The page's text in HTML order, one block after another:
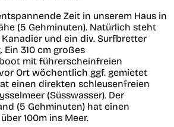
Zeit in unserem Haus in
(5 Gehminuten). Natürlich steht
und ein div. Surfbretter
Ein 310 cm großes
mit führerscheinfreien
Ort wöchentlich ggf. gemietet
einen direkten schleusenfreien
(Süsswasser). Der
(5 Gehminuten) hat einen
100m ins Meer.